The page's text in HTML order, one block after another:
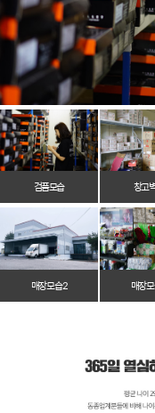
검품모습 창고
매장 모습 2 매장